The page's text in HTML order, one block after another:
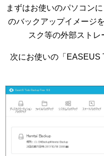
まずはお使いのパソコン
のバックアップイメージ
スク等の外部ストレ
次にお使いの「EASEUS